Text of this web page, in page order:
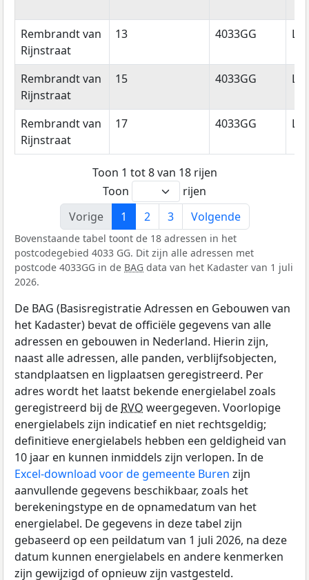
Rembrandt van
Rijnstraat
13 4033GG
Rembrandt van
Rijnstraat
15 4033GG
Rembrandt van
Rijnstraat
17 4033GG
Toon 1 tot 8 van 18 rijen
Toon
rijen
Vorige
1 2 3 Volgende
Bovenstaande tabel toont de 18 adressen in het
postcodegebied 4033 GG. Dit zijn alle adressen met
postcode 4033GG in de BAG data van het Kadaster van 1 juli
2026.
De BAG (Basisregistratie Adressen en Gebouwen van
het Kadaster) bevat de officiële gegevens van alle
adressen en gebouwen in Nederland. Hierin zijn,
naast alle adressen, alle panden, verblijfsobjecten,
standplaatsen en ligplaatsen geregistreerd. Per
adres wordt het laatst bekende energielabel zoals
geregistreerd bij de RVO weergegeven. Voorlopige
energielabels zijn indicatief en niet rechtsgeldig;
definitieve energielabels hebben een geldigheid van
10 jaar en kunnen inmiddels zijn verlopen. In de
Excel-download voor de gemeente Buren zijn
aanvullende gegevens beschikbaar, zoals het
berekeningstype en de opnamedatum van het
energielabel. De gegevens in deze tabel zijn
gebaseerd op een peildatum van 1 juli 2026, na deze
datum kunnen energielabels en andere kenmerken
zijn gewijzigd of opnieuw zijn vastgesteld.